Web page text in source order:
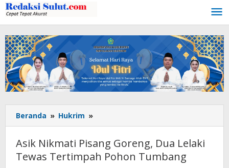
Lewati
ke
konten
Beranda » Hukrim »
Nikmati
Goreng,
Dua
Asik Nikmati Pisang Goreng, Dua Lelaki
Tewas Tertimpah Pohon Tumbang